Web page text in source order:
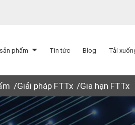
phẩm Tin tức Blog Tải
Giải pháp FTTx Gia hạn FTTx